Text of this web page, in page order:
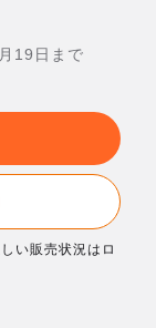
19日まで
い販売状況はロ